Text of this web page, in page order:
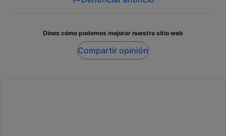
Dinos cómo podemos mejorar nuestro sitio web
Compartir opinión